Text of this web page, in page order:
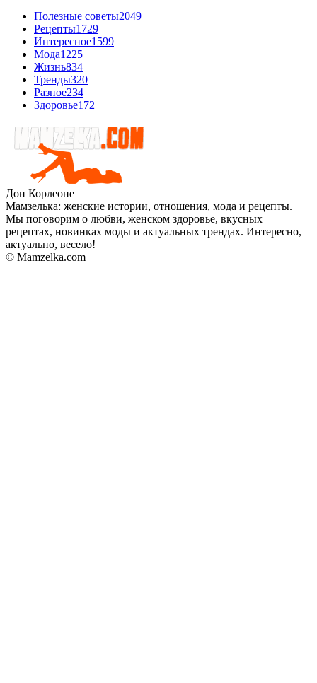
Полезные советы2049
Рецепты1729
Интересное1599
Мода1225
Жизнь834
Тренды320
Разное234
Здоровье172
Дон Корлеоне
Мамзелька: женские истории, отношения, мода и рецепты.
Мы поговорим о любви, женском здоровье, вкусных
рецептах, новинках моды и актуальных трендах. Интересно,
актуально, весело!
© Mamzelka.com